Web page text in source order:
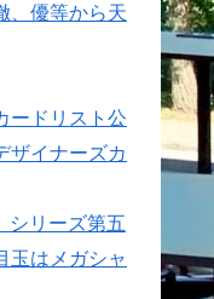
、優等から天
ードリスト公
ザイナーズカ
シリーズ第五
玉はメガシャ